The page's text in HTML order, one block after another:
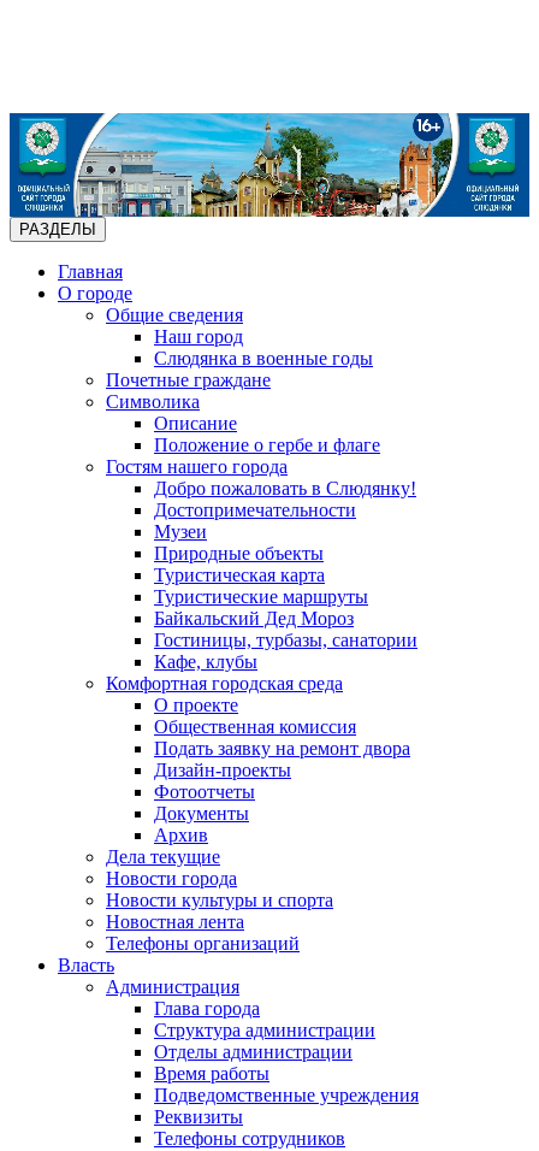
РАЗДЕЛЫ
Главная
О городе
Общие сведения
Наш город
Слюдянка в военные годы
Почетные граждане
Символика
Описание
Положение о гербе и флаге
Гостям нашего города
Добро пожаловать в Слюдянку!
Достопримечательности
Музеи
Природные объекты
Туристическая карта
Туристические маршруты
Байкальский Дед Мороз
Гостиницы, турбазы, санатории
Кафе, клубы
Комфортная городская среда
О проекте
Общественная комиссия
Подать заявку на ремонт двора
Дизайн-проекты
Фотоотчеты
Документы
Архив
Дела текущие
Новости города
Новости культуры и спорта
Новостная лента
Телефоны организаций
Власть
Администрация
Глава города
Структура администрации
Отделы администрации
Время работы
Подведомственные учреждения
Реквизиты
Телефоны сотрудников